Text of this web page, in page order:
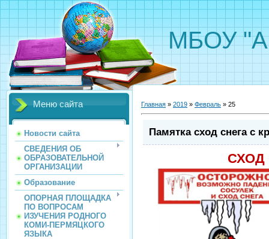
МБОУ
Меню сайта
Новости сайта
СВЕДЕНИЯ ОБ
ОБРАЗОВАТЕЛЬНОЙ
ОРГАНИЗАЦИИ
Образование
ОПОРНАЯ ПЛОЩАДКА
ПО ВОПРОСАМ
ИЗУЧЕНИЯ РОДНОГО
КОМИ-ПЕРМЯЦКОГО
ЯЗЫКА
Главная » 2019 » Февраль » 25
Памятка сход снега с
СХОД